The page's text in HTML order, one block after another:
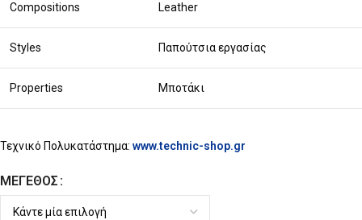
Compositions Leather
Styles Παπούτσια εργασίας
Properties Μποτάκι
Τεχνικό Πολυκατάστημα: www.technic-shop.gr
ΜΈΓΕΘΟΣ